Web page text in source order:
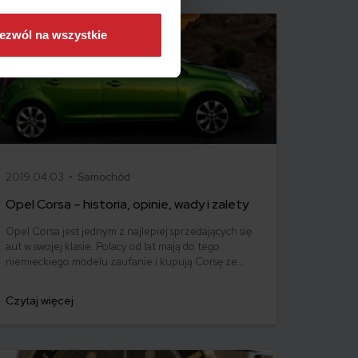
na wszystkie
2019.04.03 • Samochód
Opel Corsa – historia, opinie, wady i zalety
Opel Corsa jest jednym z najlepiej sprzedających się
aut w swojej klasie. Polacy od lat mają do tego
niemieckiego modelu zaufanie i kupują Corsę ze
atrakcyjnym ubezpieczeniem OC, Corsę można
Czytaj więcej